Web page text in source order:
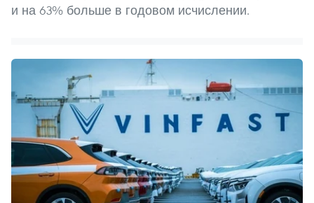
и на 63% больше в годовом исчислении.